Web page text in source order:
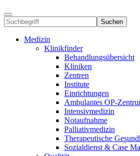
Suchen
Medizin
Klinikfinder
Behandlungsübersicht
Kliniken
Zentren
Institute
Einrichtungen
Ambulantes OP-
Intensivmedizin
Notaufnahme
Palliativmedizin
Therapeutische
Sozialdienst & Case